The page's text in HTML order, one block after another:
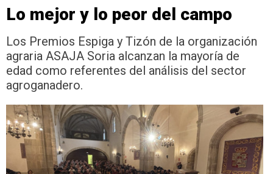
Lo mejor y lo peor del campo
Los Premios Espiga y Tizón de la organización
agraria ASAJA Soria alcanzan la mayoría de
edad como referentes del análisis del sector
agroganadero.